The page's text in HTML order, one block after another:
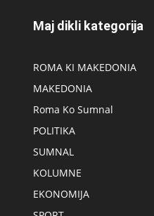
Maj dikli kategorija
ROMA KI MAKEDONIA
MAKEDONIA
Roma Ko Sumnal
POLITIKA
SUMNAL
KOLUMNE
EKONOMIJA